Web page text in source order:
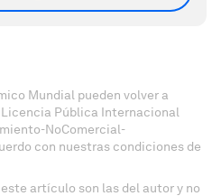
Mundial pueden volver a
Pública Internacional
NoComercial-
con nuestras condiciones de
artículo son las del autor y no